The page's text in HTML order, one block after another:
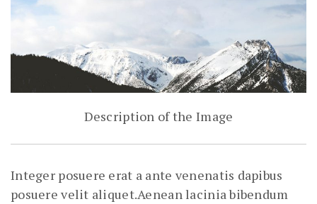
Description of the Image
Integer posuere erat a ante venenatis dapibus
posuere velit aliquet.Aenean lacinia bibendum